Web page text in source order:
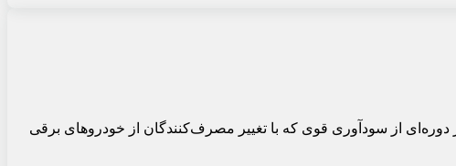
از سودآوری قوی که با تغییر مصرف‌کنندگان از خودروهای برقی